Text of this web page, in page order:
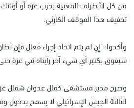
من كل الأطراف المعنية بحرب غزة أو
تخفيف هذا الموقف الكارثي.
وأكدوا: "إن لم يتم اتخاذ إجراء فعال فإن
سيفوق بكثير أي شيء آخر رأيناه في غزة حتى الآن منذ 7
وصرح مدير مستشفى كمال عدوان شمال
الثالثة الجيش الإسرائيلي لا يسمح